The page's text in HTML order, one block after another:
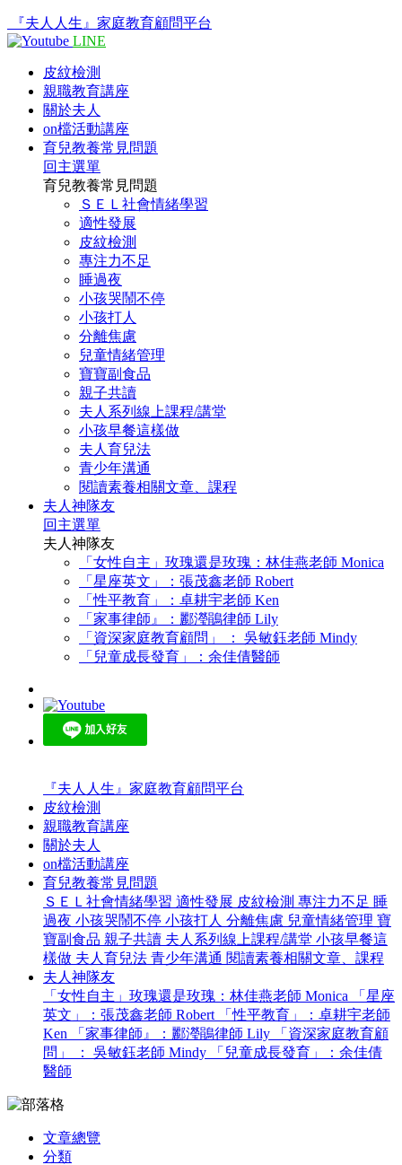
『夫人人生』家庭教育顧問平台
LINE
皮紋檢測
親職教育講座
關於夫人
on檔活動講座
育兒教養常見問題
回主選單
育兒教養常見問題
ＳＥＬ社會情緒學習
適性發展
皮紋檢測
專注力不足
睡過夜
小孩哭鬧不停
小孩打人
分離焦慮
兒童情緒管理
寶寶副食品
親子共讀
夫人系列線上課程/講堂
小孩早餐這樣做
夫人育兒法
青少年溝通
閱讀素養相關文章、課程
夫人神隊友
回主選單
夫人神隊友
「女性自主」玫瑰還是玫瑰：林佳燕老師 Monica
「星座英文」：張茂鑫老師 Robert
「性平教育」：卓耕宇老師 Ken
「家事律師』：酈瀅鵑律師 Lily
「資深家庭教育顧問」 ： 吳敏鈺老師 Mindy
「兒童成長發育」：余佳倩醫師
『夫人人生』家庭教育顧問平台
皮紋檢測
親職教育講座
關於夫人
on檔活動講座
育兒教養常見問題
ＳＥＬ社會情緒學習 適性發展 皮紋檢測 專注力不足 睡
過夜 小孩哭鬧不停 小孩打人 分離焦慮 兒童情緒管理 寶
寶副食品 親子共讀 夫人系列線上課程/講堂 小孩早餐這
樣做 夫人育兒法 青少年溝通 閱讀素養相關文章、課程
夫人神隊友
「女性自主」玫瑰還是玫瑰：林佳燕老師 Monica
「星座
英文」：張茂鑫老師 Robert
「性平教育」：卓耕宇老師
Ken
「家事律師』：酈瀅鵑律師 Lily
「資深家庭教育顧
問」 ： 吳敏鈺老師 Mindy
「兒童成長發育」：余佳倩
醫師
文章總覽
分類